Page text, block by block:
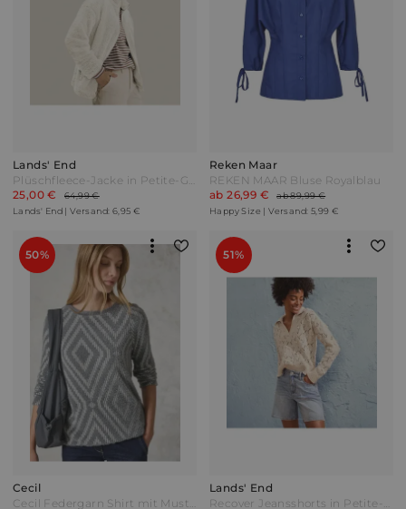
Lands' End
25,00 €
64,99 €
Lands' End | Versand: 6,95 €
Reken Maar
REKEN MAAR Bluse Royalblau
ab 26,99 €
ab 89,99 €
Happy Size | Versand: 5,99 €
50%
Cecil
51%
Lands' End